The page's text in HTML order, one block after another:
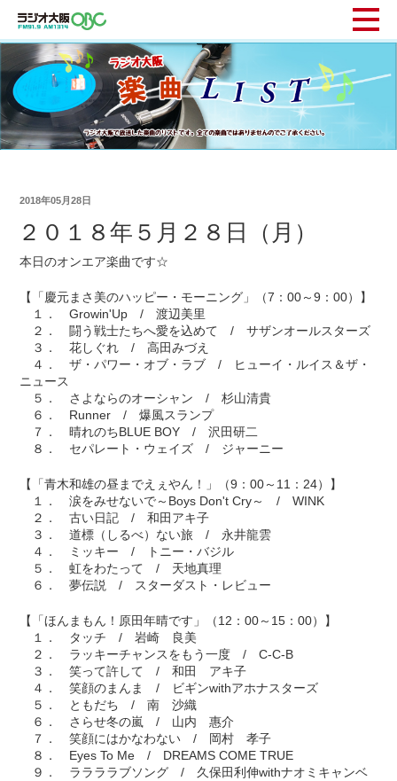
2018年05月28日
２０１８年５月２８日（月）
本日のオンエア楽曲です☆
【「慶元まさ美のハッピー・モーニング」（7：00～9：00）】
１． Growin'Up / 渡辺美里
２． 闘う戦士たちへ愛を込めて / サザンオールスターズ
３． 花しぐれ / 高田みづえ
４． ザ・パワー・オブ・ラブ / ヒューイ・ルイス＆ザ・
ニュース
５． さよならのオーシャン / 杉山清貴
６． Runner / 爆風スランプ
７． 晴れのちBLUE BOY / 沢田研二
８． セパレート・ウェイズ / ジャーニー
【「青木和雄の昼までえぇやん！」（9：00～11：24）】
１． 涙をみせないで～Boys Don't Cry～ / WINK
２． 古い日記 / 和田アキ子
３． 道標（しるべ）ない旅 / 永井龍雲
４． ミッキー / トニー・バジル
５． 虹をわたって / 天地真理
６． 夢伝説 / スターダスト・レビュー
【「ほんまもん！原田年晴です」（12：00～15：00）】
１． タッチ / 岩崎 良美
２． ラッキーチャンスをもう一度 / C-C-B
３． 笑って許して / 和田 アキ子
４． 笑顔のまんま / ビギンwithアホナスターズ
５． ともだち / 南 沙織
６． さらせ冬の嵐 / 山内 惠介
７． 笑顔にはかなわない / 岡村 孝子
８． Eyes To Me / DREAMS COME TRUE
９． ララララブソング / 久保田利伸withナオミキャンベ